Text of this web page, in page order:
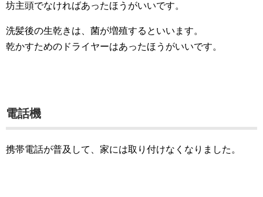
坊主頭でなければあったほうがいいです。
洗髪後の生乾きは、菌が増殖するといいます。
乾かすためのドライヤーはあったほうがいいです。
電話機
携帯電話が普及して、家には取り付けなくなりました。